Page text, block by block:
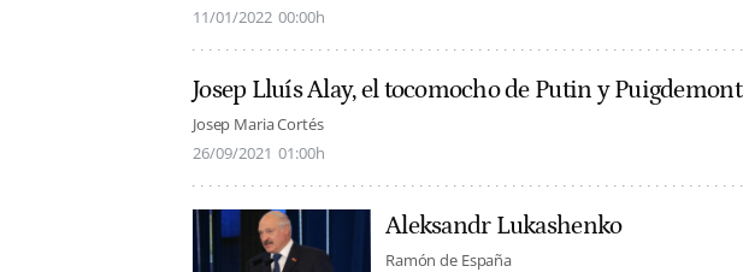
11/01/2022 00:00h
Josep Lluís Alay, el tocomocho de Putin y Puigdemont
Josep Maria Cortés
26/09/2021 01:00h
Aleksandr Lukashenko
Ramón de España